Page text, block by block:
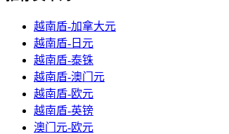
越南盾-加拿大元
越南盾-日元
越南盾-泰铢
越南盾-澳门元
越南盾-欧元
越南盾-英镑
澳门元-欧元